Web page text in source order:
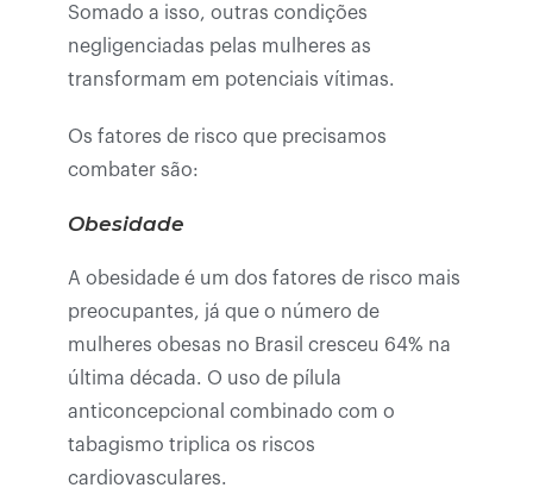
Somado a isso, outras condições
negligenciadas pelas mulheres as
transformam em potenciais vítimas.
Os fatores de risco que precisamos
combater são:
Obesidade
A obesidade é um dos fatores de risco mais
preocupantes, já que o número de
mulheres obesas no Brasil cresceu 64% na
última década. O uso de pílula
anticoncepcional combinado com o
tabagismo triplica os riscos
cardiovasculares.